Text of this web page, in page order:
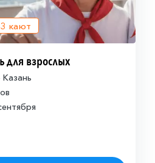
кают
для взрослых